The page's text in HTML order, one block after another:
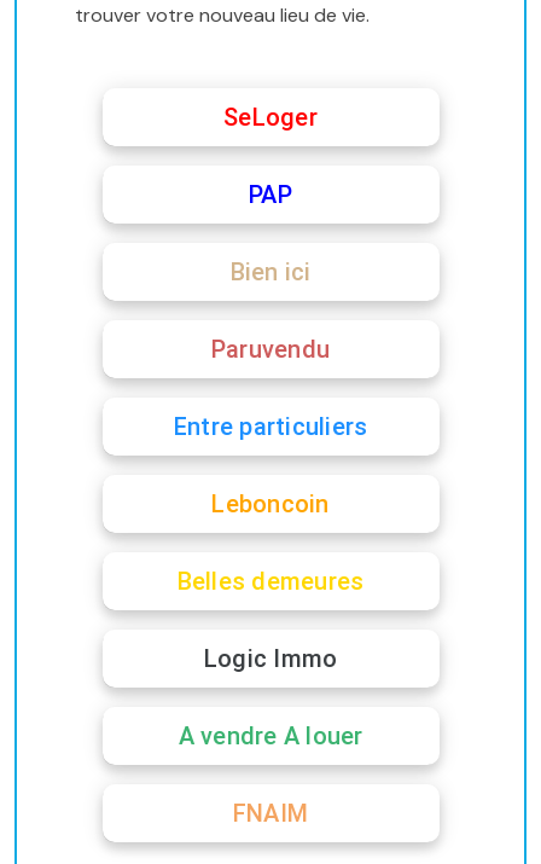
trouver votre nouveau lieu de vie.
SeLoger
PAP
Bien ici
Paruvendu
Entre particuliers
Leboncoin
Belles demeures
Logic Immo
A vendre A louer
FNAIM